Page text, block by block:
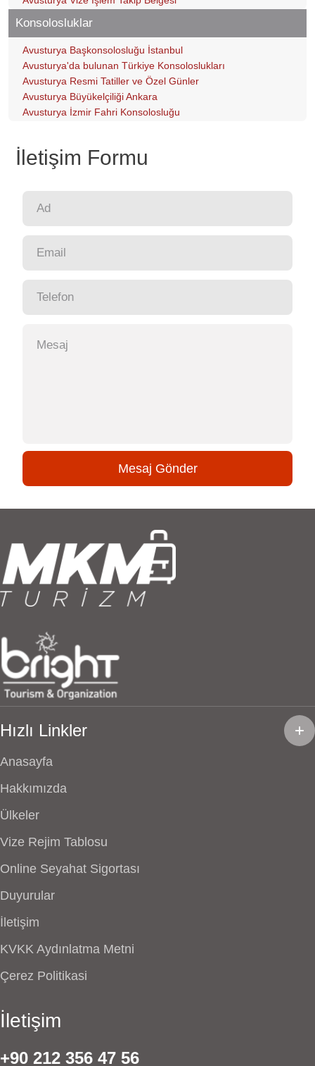
Konsolosluklar
Avusturya Başkonsolosluğu İstanbul
Avusturya'da bulunan Türkiye Konsoloslukları
Avusturya Resmi Tatiller ve Özel Günler
Avusturya Büyükelçiliği Ankara
Avusturya İzmir Fahri Konsolosluğu
İletişim Formu
Mesaj Gönder
Hızlı Linkler
Anasayfa
Hakkımızda
Ülkeler
Vize Rejim Tablosu
Online Seyahat Sigortası
Duyurular
İletişim
KVKK Aydınlatma Metni
Çerez Politikasi
İletişim
+90 212 356 47 56